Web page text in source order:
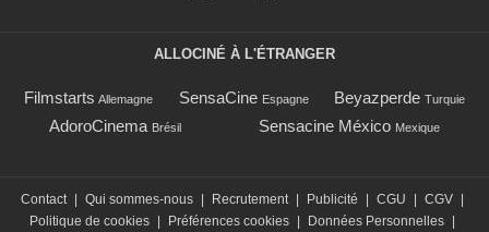
ALLOCINÉ À L'ÉTRANGER
Filmstarts Allemagne SensaCine Espagne Beyazperde Turquie
AdoroCinema Brésil Sensacine México Mexique
Contact | Qui sommes-nous | Recrutement | Publicité | CGU | CGV |
Politique de cookies | Préférences cookies | Données Personnelles |